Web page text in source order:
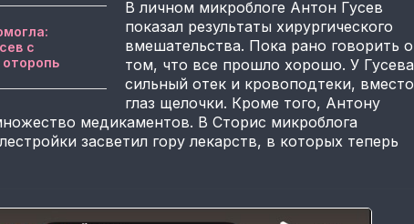
с
В личном микроблоге Антон Гусев
показал результаты хирургического
вмешательства. Пока рано говорить о
том, что все прошло хорошо. У Гусева
сильный отек и кровоподтеки, вместо
глаз щелочки. Кроме того, Антону
медикаментов. В Сторис микроблога
засветил гору лекарств, в которых теперь